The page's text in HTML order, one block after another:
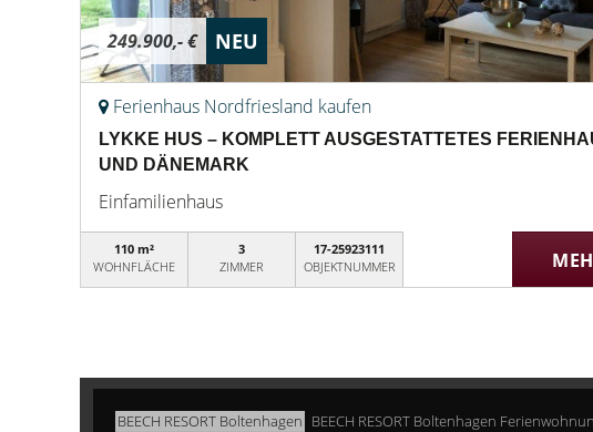
249.900,- € NEU
Ferienhaus Nordfriesland kaufen
LYKKE HUS – KOMPLETT AUSGESTATTETES
UND DÄNEMARK
Einfamilienhaus
110 m²
WOHNFLÄCHE
3
ZIMMER
17-25923111
OBJEKTNUMMER
BEECH RESORT Boltenhagen BEECH RESORT Boltenhagen